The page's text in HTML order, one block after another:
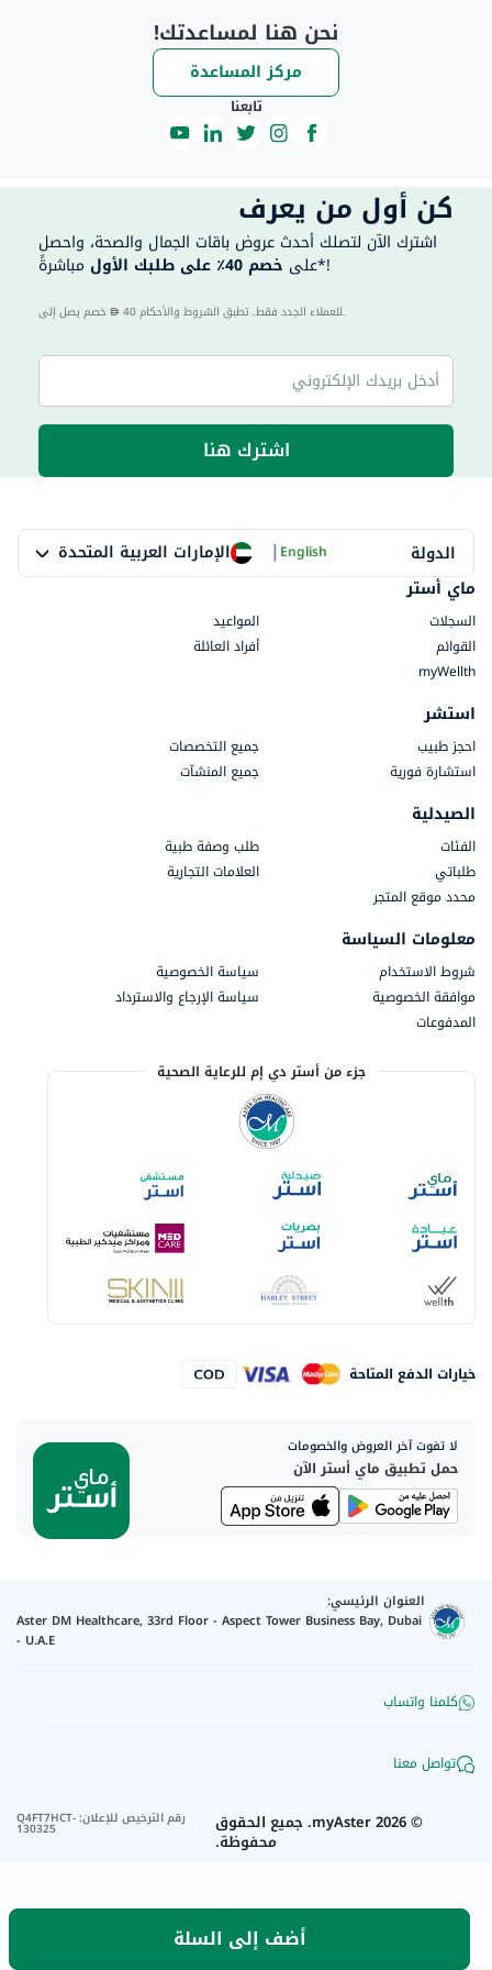
أضف إلى السلة
نحن هنا لمساعدتك!
مركز المساعدة
تابعنا
كن أول من يعرف
اشترك الآن لتصلك أحدث عروض باقات الجمال والصحة، واحصل
على خصم 40٪ على طلبك الأول مباشرةً*!
40 للعملاء الجدد فقط. تطبق الشروط والأحكام.
اشترك هنا
الدولة الإمارات العربية المتحدة |English
ماي أستر
السجلات
المواعيد
القوائم
أفراد العائلة
myWellth
استشر
احجز طبيب
جميع التخصصات
استشارة فورية
جميع المنشآت
الصيدلية
الفئات
طلب وصفة طبية
طلباتي
العلامات التجارية
محدد موقع المتجر
معلومات السياسة
شروط الاستخدام
سياسة الخصوصية
موافقة الخصوصية
سياسة الإرجاع والاسترداد
المدفوعات
جزء من أستر دي إم للرعاية الصحية
خيارات الدفع المتاحة
لا تفوت آخر العروض والخصومات
حمل تطبيق ماي أستر الآن
العنوان الرئيسي:
Aster DM Healthcare, 33rd Floor - Aspect Tower Business Bay, Dubai
- U.A.E
كلمنا واتساب
تواصل معنا
©
2026
myAster. جميع الحقوق
محفوظة.
رقم الترخيص للإعلان:
Q4FT7HCT-
130325